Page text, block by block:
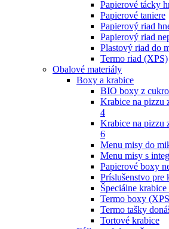
Papierové tácky
Papierové taniere
Papierový riad
Papierový riad
Plastový riad do
Termo riad (XPS)
Obalové materiály
Boxy a krabice
BIO boxy z
Krabice na pizzu
4
Krabice na pizzu
6
Menu misy do
Menu misy s
Papierové boxy
Príslušenstvo pre
Špeciálne krabice
Termo boxy
Termo tašky
Tortové krabice